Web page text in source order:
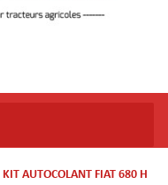
KIT AUTOCOLANT FIAT 680 H